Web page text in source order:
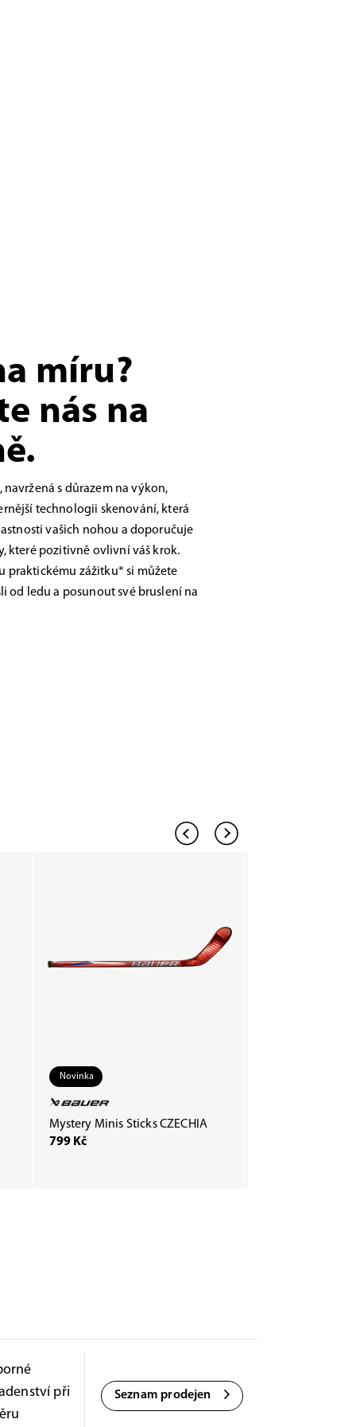
míru?
nás na
navržená s důrazem na výkon,
technologii skenování, která
vašich nohou a doporučuje
které pozitivně ovlivní váš krok.
praktickému zážitku* si můžete
od ledu a posunout své bruslení na
Novinka
Mystery Minis Sticks CZECHIA
799 Kč
při
Seznam prodejen